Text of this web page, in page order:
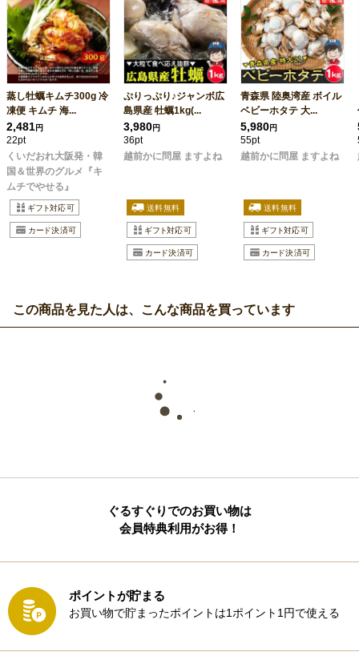
蒸し牡蠣キムチ300g 冷
凍便 キムチ 海...
2,481円
22pt
くいだおれ大阪発・韓
国＆世界のグルメ『キ
ムチでやせる』
ぷりっぷり♪ジャンボ広
島県産 牡蠣1kg(...
3,980円
36pt
越前かに問屋 ますよね
青森県 陸奥湾産 ボイル
ベビーホタテ 大...
5,980円
55pt
越前かに問屋 ますよね
この商品を見た人は、こんな商品を買っています
ぐるすぐりでのお買い物は
会員特典利用がお得！
ポイントが貯まる
お買い物で貯まったポイントは1ポイント1円で使える